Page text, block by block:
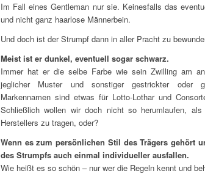
Im Fall eines Gentleman nur sie. Keinesfalls das
und nicht ganz haarlose Männerbein.
Und doch ist der Strumpf dann in aller Pracht zu
Meist ist er dunkel, eventuell sogar schwarz.
Immer hat er die selbe Farbe wie sein Zwilling am
jeglicher Muster und sonstiger gestrickter oder
Markennamen sind etwas für Lotto-Lothar und
Schließlich wollen wir doch nicht so herumlaufen,
Herstellers zu tragen, oder?
Wenn es zum persönlichen Stil des Trägers gehört
des Strumpfs auch einmal individueller ausfallen.
Wie heißt es so schön – nur wer die Regeln kennt und